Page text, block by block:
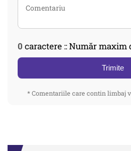
0 caractere :: Număr maxim
Trimite
* Comentariile care contin limbaj